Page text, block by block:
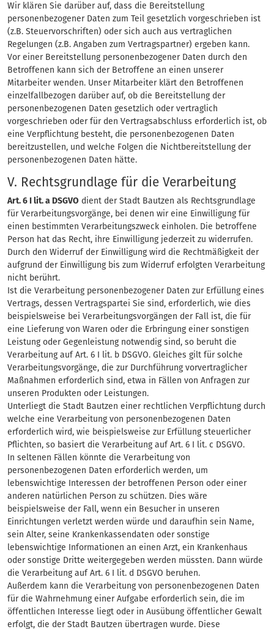
Wir klären Sie darüber auf, dass die Bereitstellung
personenbezogener Daten zum Teil gesetzlich vorgeschrieben ist
(z.B. Steuervorschriften) oder sich auch aus vertraglichen
Regelungen (z.B. Angaben zum Vertragspartner) ergeben kann.
Vor einer Bereitstellung personenbezogener Daten durch den
Betroffenen kann sich der Betroffene an einen unserer
Mitarbeiter wenden. Unser Mitarbeiter klärt den Betroffenen
einzelfallbezogen darüber auf, ob die Bereitstellung der
personenbezogenen Daten gesetzlich oder vertraglich
vorgeschrieben oder für den Vertragsabschluss erforderlich ist, ob
eine Verpflichtung besteht, die personenbezogenen Daten
bereitzustellen, und welche Folgen die Nichtbereitstellung der
personenbezogenen Daten hätte.
V. Rechtsgrundlage für die Verarbeitung
Art. 6 I lit. a DSGVO dient der Stadt Bautzen als Rechtsgrundlage
für Verarbeitungsvorgänge, bei denen wir eine Einwilligung für
einen bestimmten Verarbeitungszweck einholen. Die betroffene
Person hat das Recht, ihre Einwilligung jederzeit zu widerrufen.
Durch den Widerruf der Einwilligung wird die Rechtmäßigkeit der
aufgrund der Einwilligung bis zum Widerruf erfolgten Verarbeitung
nicht berührt.
Ist die Verarbeitung personenbezogener Daten zur Erfüllung eines
Vertrags, dessen Vertragspartei Sie sind, erforderlich, wie dies
beispielsweise bei Verarbeitungsvorgängen der Fall ist, die für
eine Lieferung von Waren oder die Erbringung einer sonstigen
Leistung oder Gegenleistung notwendig sind, so beruht die
Verarbeitung auf Art. 6 I lit. b DSGVO. Gleiches gilt für solche
Verarbeitungsvorgänge, die zur Durchführung vorvertraglicher
Maßnahmen erforderlich sind, etwa in Fällen von Anfragen zur
unseren Produkten oder Leistungen.
Unterliegt die Stadt Bautzen einer rechtlichen Verpflichtung durch
welche eine Verarbeitung von personenbezogenen Daten
erforderlich wird, wie beispielsweise zur Erfüllung steuerlicher
Pflichten, so basiert die Verarbeitung auf Art. 6 I lit. c DSGVO.
In seltenen Fällen könnte die Verarbeitung von
personenbezogenen Daten erforderlich werden, um
lebenswichtige Interessen der betroffenen Person oder einer
anderen natürlichen Person zu schützen. Dies wäre
beispielsweise der Fall, wenn ein Besucher in unseren
Einrichtungen verletzt werden würde und daraufhin sein Name,
sein Alter, seine Krankenkassendaten oder sonstige
lebenswichtige Informationen an einen Arzt, ein Krankenhaus
oder sonstige Dritte weitergegeben werden müssten. Dann würde
die Verarbeitung auf Art. 6 I lit. d DSGVO beruhen.
Außerdem kann die Verarbeitung von personenbezogenen Daten
für die Wahrnehmung einer Aufgabe erforderlich sein, die im
öffentlichen Interesse liegt oder in Ausübung öffentlicher Gewalt
erfolgt, die der Stadt Bautzen übertragen wurde. Diese